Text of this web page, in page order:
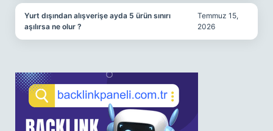
Yurt dışından alışverişe ayda 5 ürün sınırı
aşılırsa ne olur ?
Temmuz 15,
2026